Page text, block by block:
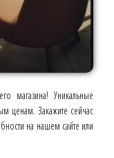
магазина! Уникальные
ценам. Закажите сейчас
на нашем сайте или